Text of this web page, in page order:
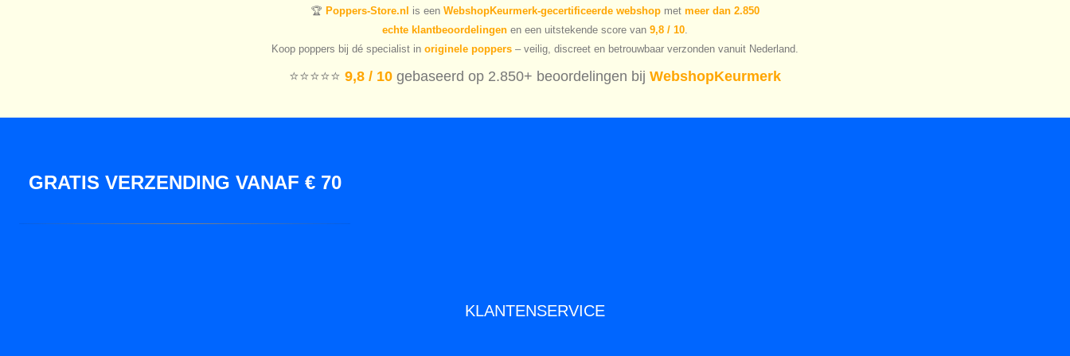
🏆 Poppers-Store.nl is een WebshopKeurmerk-gecertificeerde webshop met meer dan 2.850
echte klantbeoordelingen en een uitstekende score van 9,8 / 10
Koop poppers bij dé specialist in originele poppers – veilig, discreet en betrouwbaar verzonden vanuit Nederland.
⭐️⭐️⭐️⭐️⭐️ 9,8 / 10 gebaseerd op 2.850+ beoordelingen bij WebshopKeurmerk
GRATIS VERZENDING VANAF € 70
KLANTENSERVICE